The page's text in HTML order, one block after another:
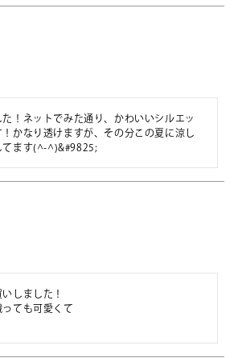
！ネットでみた通り、かわいいシルエッ
！かなり透けますが、その分この夏に涼し
てます(^-^)&#9825;
しました！
ても可愛くて